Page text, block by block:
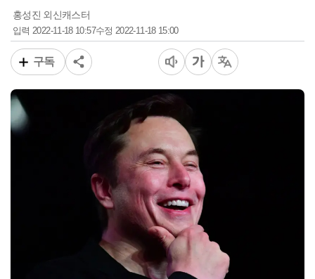
홍성진 외신캐스터
입력2022-11-18 10:57수정 2022-11-18 15:00
구독